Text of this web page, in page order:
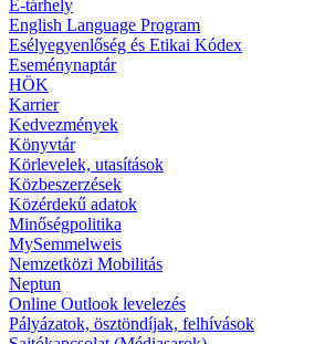
E-tárhely
English Language Program
Esélyegyenlőség és Etikai Kódex
Eseménynaptár
HÖK
Karrier
Kedvezmények
Könyvtár
Körlevelek, utasítások
Közbeszerzések
Közérdekű adatok
Minőségpolitika
MySemmelweis
Nemzetközi Mobilitás
Neptun
Online Outlook levelezés
Pályázatok, ösztöndíjak, felhívások